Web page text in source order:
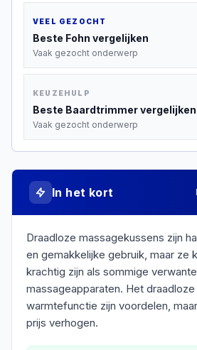
VEEL GEZOCHT
Beste Fohn vergelijken
Vaak gezocht onderwerp
KEUZEHULP
Beste Baardtrimmervergelijken
Vaak gezocht onderwerp
In het kort
Draadloze massagekussens zijn
en gemakkelijke gebruik, maar ze
krachtig zijn als sommige
massageapparaten. Het
warmtefunctie zijn voordelen,
prijs verhogen.